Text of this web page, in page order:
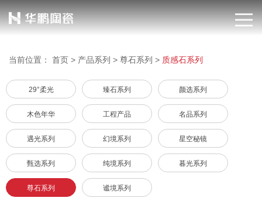
当前位置： 首页 > 产品系列 > 尊石系列 > 质感石系列
29°柔光 臻石系列 颜选系列
木色年华 工程产品 名品系列
遇光系列 幻境系列 星空秘镜
甄选系列 纯境系列 暮光系列
尊石系列 谧境系列